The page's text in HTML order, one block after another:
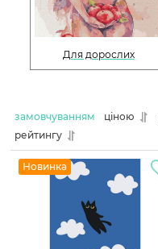
Для дорослих
замовчуванням ціною
рейтингу
Новинка